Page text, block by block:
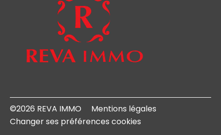
©2026 REVA IMMO
Mentions légales
Changer ses préférences cookies